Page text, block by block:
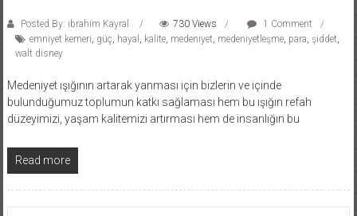
Posted By: ibrahim Kayral 730 Views
1 Comment
emniyet kemeri güç hayal kalite, medeniyet medeniyetleşme, para şiddet
walt disney
Medeniyet ışığının artarak yanması için bizlerin ve içinde
bulunduğumuz toplumun katkı sağlaması hem bu ışığın refah
düzeyimizi, yaşam kalitemizi artırması hem de insanlığın bu
Read more